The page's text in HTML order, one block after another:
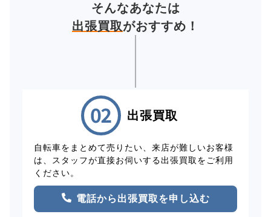
そんなあなたは
出張買取がおすすめ！
出張買取
自転車をまとめて売りたい、来店が難しいお客様
は、スタッフが直接お伺いする出張買取をご利用
ください。
電話から出張買取を申し込む